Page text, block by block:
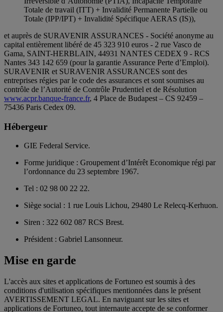
Totale de travail (ITT) + Invalidité Permanente Partielle ou
Totale (IPP/IPT) + Invalidité Spécifique AERAS (IS)),
et auprès de SURAVENIR ASSURANCES - Société anonyme au
capital entièrement libéré de 45 323 910 euros - 2 rue Vasco de
Gama, SAINT-HERBLAIN, 44931 NANTES CEDEX 9 - RCS
Nantes 343 142 659 (pour la garantie Assurance Perte d’Emploi).
SURAVENIR et SURAVENIR ASSURANCES sont des
entreprises régies par le code des assurances et sont soumises au
contrôle de l’Autorité de Contrôle Prudentiel et de Résolution
www.acpr.banque-france.fr, 4 Place de Budapest – CS 92459 –
75436 Paris Cedex 09.
Hébergeur
GIE Federal Service.
Forme juridique : Groupement d’Intérêt Economique régi par
l’ordonnance du 23 septembre 1967.
Tel : 02 98 00 22 22.
Siège social : 1 rue Louis Lichou, 29480 Le Relecq-Kerhuon.
Siren : 322 602 087 RCS Brest.
Président : Gabriel Lansonneur.
Mise en garde
L'accès aux sites et applications de Fortuneo est soumis à des
conditions d'utilisation spécifiques mentionnées dans le présent
AVERTISSEMENT LEGAL. En naviguant sur les sites et
applications de Fortuneo, tout internaute accepte de se conformer